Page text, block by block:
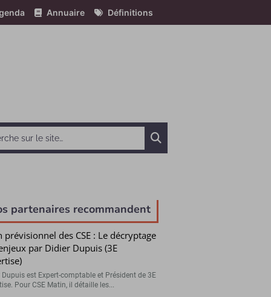
Annuaire Définitions
partenaires recommandent
prévisionnel des CSE : Le décryptage
par Didier Dupuis (3E
Dupuis est Expert-comptable et Président de 3E
Pour CSE Matin, il détaille les...